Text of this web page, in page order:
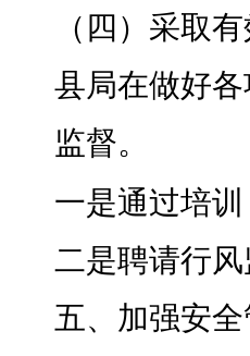
（四）采取
县局在做好
监督。
一是通过培训
二是聘请行风
五、加强安全